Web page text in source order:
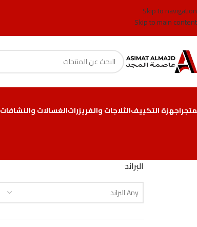
Skip to navigation
Skip to main content
اجهزة التكييفالثلاجات والفريزراتالغسالات والنشافات
البراند
Any البراند